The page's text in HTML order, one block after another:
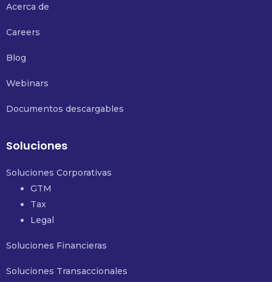
Acerca de
Careers
Blog
Webinars
Documentos descargables
Soluciones
Soluciones Corporativas
GTM
Tax
Legal
Soluciones Financieras
Soluciones Transaccionales